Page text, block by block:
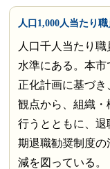
人口1,000人当たり
人口千人当たり
水準にある。本
正化計画に基づ
観点から、組織
行うとともに、
期退職勧奨制度の
減を図っている。